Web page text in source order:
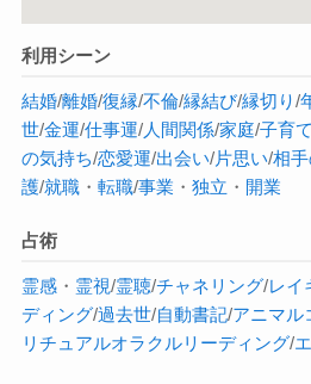
利用シーン
結婚/離婚/復縁/不倫/縁結び/縁切り/
世/金運/仕事運/人間関係/家庭/子育て
の気持ち/恋愛運/出会い/片思い/相
護/就職・ 転職/事業 ・ 独立 ・ 開業
占術
霊感・ 霊視/霊聴/チャネリング/レイ
ディング/過去世/自動書記/アニマル
リチュアルオラクルリーディング/